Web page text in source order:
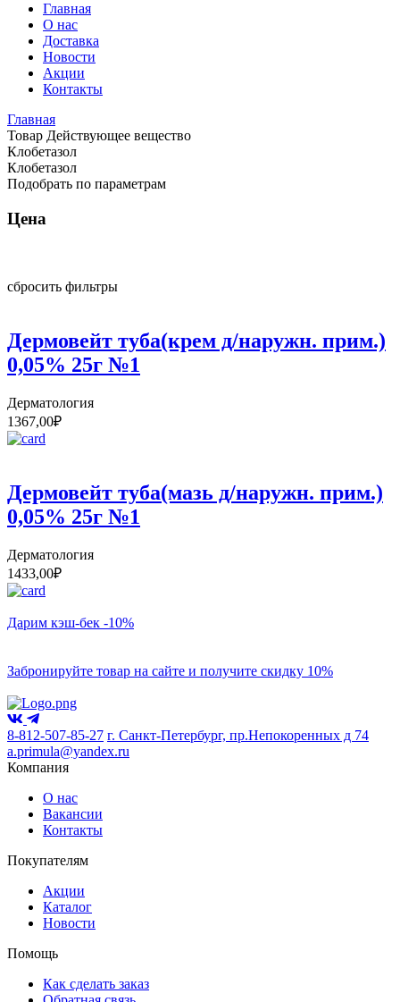
Главная
О нас
Доставка
Новости
Акции
Контакты
Главная
Товар Действующее вещество
Клобетазол
Клобетазол
Подобрать по параметрам
Цена
сбросить фильтры
Дермовейт туба(крем д/наружн. прим.)
0,05% 25г №1
Дерматология
1367,00₽
Дермовейт туба(мазь д/наружн. прим.)
0,05% 25г №1
Дерматология
1433,00₽
Дарим кэш-бек -10%
Забронируйте товар на сайте и получите скидку 10%
8-812-507-85-27 г. Санкт-Петербург, пр.Непокоренных д 74
a.primula@yandex.ru
Компания
О нас
Вакансии
Контакты
Покупателям
Акции
Каталог
Новости
Помощь
Как сделать заказ